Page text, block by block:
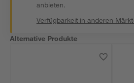
anbieten.
Verfügbarkeit in anderen
Alternative Produkte